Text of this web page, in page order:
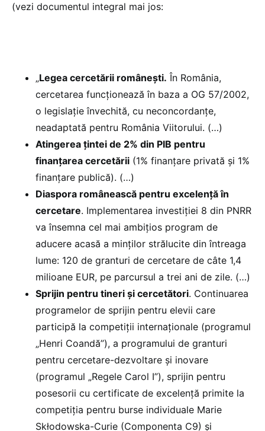
(vezi documentul integral mai jos:
„Legea cercetării românești. În România,
cercetarea funcționează în baza a OG 57/2002,
o legislație învechită, cu neconcordanțe,
neadaptată pentru România Viitorului. (…)
Atingerea țintei de 2% din PIB pentru
finanțarea cercetării (1% finanțare privată și 1%
finanțare publică). (…)
Diaspora românească pentru excelență în
cercetare. Implementarea investiției 8 din PNRR
va însemna cel mai ambițios program de
aducere acasă a minților strălucite din întreaga
lume: 120 de granturi de cercetare de câte 1,4
milioane EUR, pe parcursul a trei ani de zile. (…)
Sprijin pentru tineri și cercetători. Continuarea
programelor de sprijin pentru elevii care
participă la competiții internaționale (programul
„Henri Coandă”), a programului de granturi
pentru cercetare-dezvoltare și inovare
(programul „Regele Carol I”), sprijin pentru
posesorii cu certificate de excelență primite la
competiția pentru burse individuale Marie
Skłodowska-Curie (Componenta C9) și